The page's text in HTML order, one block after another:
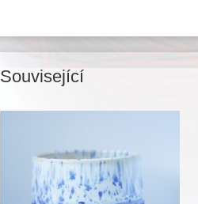
Související